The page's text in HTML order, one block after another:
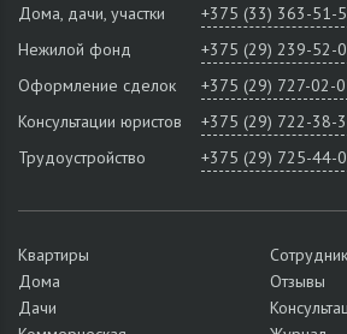
Дома, дачи, участки
+375 (33) 363-51-
Нежилой фонд
+375 (29) 239-52-
Оформление сделок
+375 (29) 727-02-
Консультации юристов
+375 (29) 722-38-
Трудоустройство
+375 (29) 725-44-
Квартиры
Дома
Дачи
Отзывы